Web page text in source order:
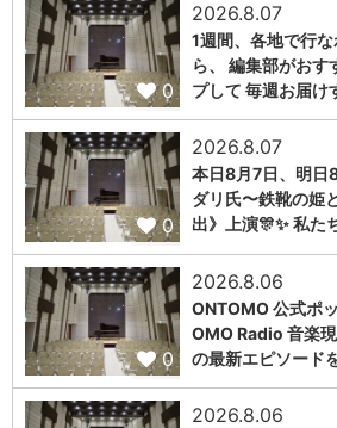
0
2026.8.07
1週間、各地で行
ら、 編集部がおす
プして 毎週お届
0
2026.8.07
本日8月7日、明日
ダリ氏〜鉄靴の姫
出》上演🎊✨ 私た
0
2026.8.06
ONTOMO 公式ポ
OMO Radio 音楽
の最新エピソード
2026.8.06